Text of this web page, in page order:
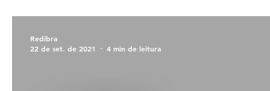
Redibra
22 de set. de 2021
4 min de leitura